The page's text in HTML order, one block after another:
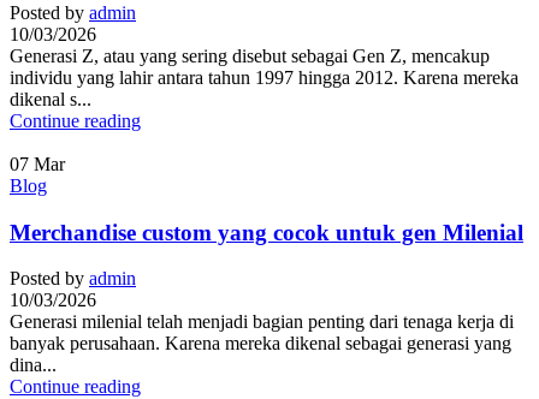
Posted by admin
10/03/2026
Generasi Z, atau yang sering disebut sebagai Gen Z, mencakup
individu yang lahir antara tahun 1997 hingga 2012. Karena mereka
dikenal s...
Continue reading
07 Mar
Blog
Merchandise custom yang cocok untuk gen Milenial
Posted by admin
10/03/2026
Generasi milenial telah menjadi bagian penting dari tenaga kerja di
banyak perusahaan. Karena mereka dikenal sebagai generasi yang
dina...
Continue reading